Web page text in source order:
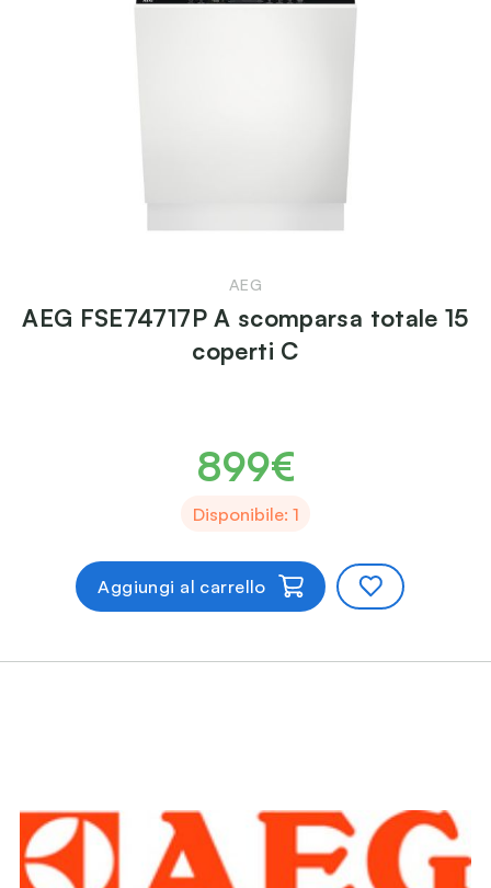
AEG
AEG FSE74717P A scomparsa totale 15
coperti C
899€
Disponibile: 1
Aggiungi al carrello